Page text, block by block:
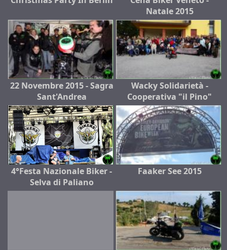
Natale 2015
22 Novembre 2015 - Sagra
Sant'Andrea
Wacky Solidarietà -
Cooperativa "il Pino"
4°Festa Nazionale Biker -
Selva di Paliano
Faaker See 2015